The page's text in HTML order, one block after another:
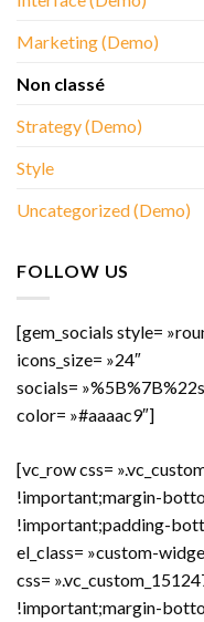
Marketing (Demo)
Non classé
Strategy (Demo)
Style
Uncategorized (Demo)
FOLLOW US
[gem_socials style=
icons_size= »24″
socials=
color= »#aaaac9″]
[vc_row css=
!important;margin-
!important;padding-
el_class= »custom-
css=
!important;margin-